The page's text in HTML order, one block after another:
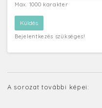
Max. 1000 karakter
Bejelentkezés szükséges!
A sorozat további képei: